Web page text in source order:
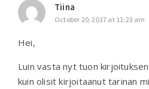
Tiina
October 20, 2017 at 11:23 am
Hei,
Luin vasta nyt tuon
kuin olisit kirjoitaanut tarinan